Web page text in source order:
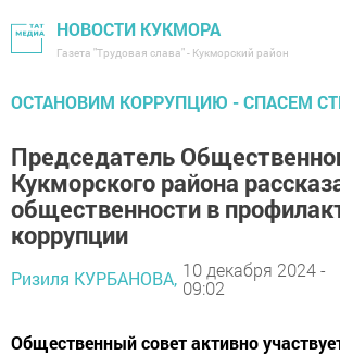
НОВОСТИ КУКМОРА
Газета "Трудовая слава" - Кукморский район
ОСТАНОВИМ КОРРУПЦИЮ - СПАСЕМ
Председатель
Кукморского района
общественности в
коррупции
Ризиля КУРБАНОВА, 10 декабря 2024 -
09:02
Общественный совет активно